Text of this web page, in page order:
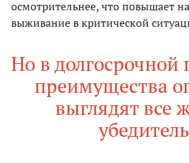
осмотрительнее, что повышает
выживание в критической
Но в долгосрочной
преимущества
выглядят все